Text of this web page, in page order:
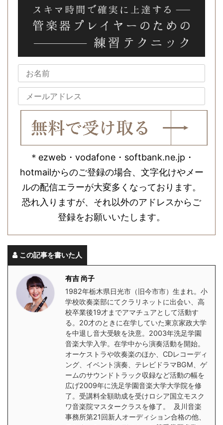
＊ezweb・vodafone・softbank.ne.jp・
hotmailからのご登録の場合、文字化けやメー
ルの配信エラーが大変多くなっております。
恐れ入りますが、それ以外のアドレスからご
登録をお願いいたします。
この記事を書いた人
有吉 尚子
1982年栃木県日光市（旧今市市）生まれ。小
学校吹奏楽部にてクラリネットに出会い、高
校卒業後19才までアマチュアとして活動す
る。20才のときに在学していた東京家政大学
を中退し音大受験を決意。2003年洗足学園
音楽大学入学。在学中から演奏活動を開始。
オーケストラや吹奏楽のほか、CDレコーディ
ング、イベント演奏、テレビドラマBGM、ゲ
ームのサウンドトラック収録など活動の幅を
広げ2009年に洗足学園音楽大学大学院を修
了。受講料全額助成を受けロシア国立モスク
ワ音楽院マスタークラスを修了。 及川音楽
事務所第21回新人オーディション合格の他、